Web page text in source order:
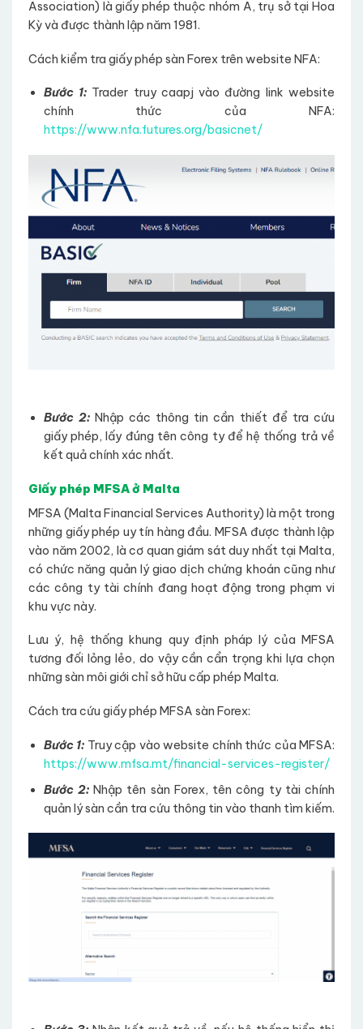
Association) là giấy phép thuộc nhóm A, trụ sở tại Hoa
Kỳ và được thành lập năm 1981.
Cách kiểm tra giấy phép sàn Forex trên website NFA:
Bước 1: Trader truy caapj vào đường link website
chính thức của NFA:
https://www.nfa.futures.org/basicnet/
Bước 2: Nhập các thông tin cần thiết để tra cứu
giấy phép, lấy đúng tên công ty để hệ thống trả về
kết quả chính xác nhất.
Giấy phép MFSA ở Malta
MFSA (Malta Financial Services Authority) là một trong
những giấy phép uy tín hàng đầu. MFSA được thành lập
vào năm 2002, là cơ quan giám sát duy nhất tại Malta,
có chức năng quản lý giao dịch chứng khoán cũng như
các công ty tài chính đang hoạt động trong phạm vi
khu vực này.
Lưu ý, hệ thống khung quy định pháp lý của MFSA
tương đối lỏng lẻo, do vậy cần cẩn trọng khi lựa chọn
những sàn môi giới chỉ sở hữu cấp phép Malta.
Cách tra cứu giấy phép MFSA sàn Forex:
Bước 1: Truy cập vào website chính thức của MFSA:
https://www.mfsa.mt/financial-services-register/
Bước 2:Nhập tên sàn Forex, tên công ty tài chính
quản lý sàn cần tra cứu thông tin vào thanh tìm kiếm.